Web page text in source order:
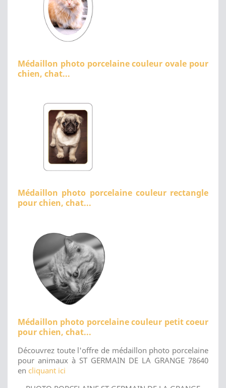
Médaillon photo porcelaine couleur ovale pour
chien, chat...
Médaillon photo porcelaine couleur rectangle
pour chien, chat...
Médaillon photo porcelaine couleur petit coeur
pour chien, chat...
Découvrez toute l'offre de médaillon photo porcelaine
pour animaux à ST GERMAIN DE LA GRANGE 78640
en cliquant ici